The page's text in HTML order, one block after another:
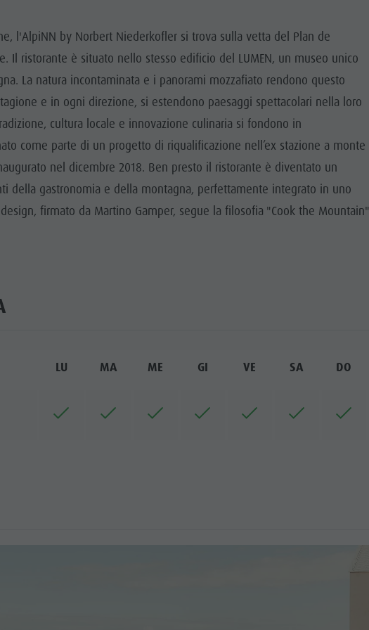
ATTRAZIONI
LOCALITÀ E DINTORNI
TRADIZIONE E ARTIGIANATO
HIGHLIGHT EVENTS
l'AlpiNN by Norbert Niederkofler si trova sulla vetta del Plan de
Il ristorante è situato nello stesso edificio del LUMEN, un museo unico
La natura incontaminata e i panorami mozzafiato rendono questo
e in ogni direzione, si estendono paesaggi spettacolari nella loro
cultura locale e innovazione culinaria si fondono in
come parte di un progetto di riqualificazione nell’ex stazione a monte
nel dicembre 2018. Ben presto il ristorante è diventato un
della gastronomia e della montagna, perfettamente integrato in uno
firmato da Martino Gamper, segue la filosofia "Cook the Mountain"
LU MA ME GI VE SA DO